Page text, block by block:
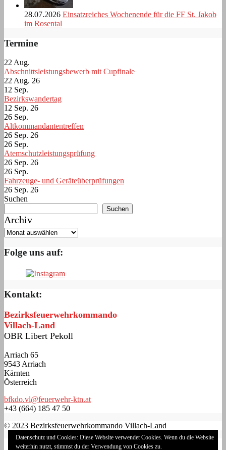
28.07.2026 Einsatzreiches Wochenende für die FF St. Jakob
im Rosental
Termine
22 Aug.
Abschnittsleistungsbewerb mit Cupfinale
22 Aug. 26
12 Sep.
Bezirkswandertag
12 Sep. 26
26 Sep.
Altkommandantentreffen
26 Sep. 26
26 Sep.
Atemschutzleistungsprüfung
26 Sep. 26
26 Sep.
Fahrzeuge- und Geräteüberprüfungen
26 Sep. 26
Suchen
Suchen
Archiv
Folge uns auf:
Kontakt:
Bezirksfeuerwehrkommando
Villach-Land
OBR Libert Pekoll
Arriach 65
9543 Arriach
Kärnten
Österreich
bfkdo.vl@feuerwehr-ktn.at
+43 (664) 185 47 50
© 2023 Bezirksfeuerwehrkommando Villach-Land
Impressum
Datenschutz und Cookies: Diese Website verwendet Cookies. Wenn du die Website
weiterhin nutzt, stimmst du der Verwendung von Cookies zu.